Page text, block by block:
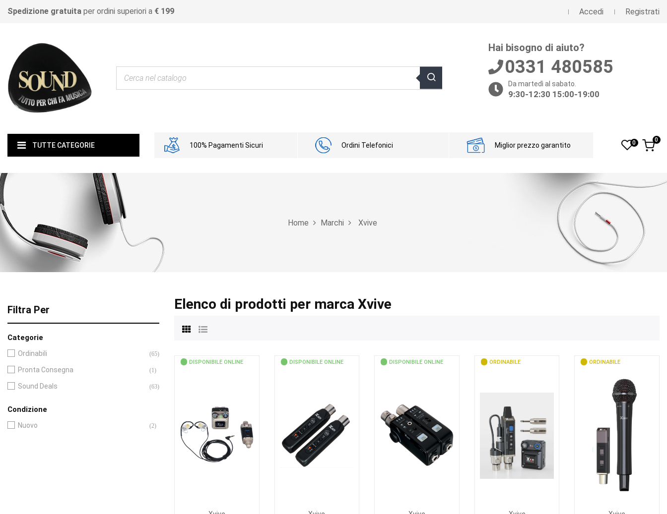
Spedizione gratuita per ordini superiori a € 199 Accedi Registrati
Hai bisogno di aiuto?
0331 480585
Da martedì al sabato.
9:30-12:30 15:00-19:00
TUTTE CATEGORIE 100% Pagamenti Sicuri Ordini Telefonici Miglior prezzo garantito 0 0
Home Marchi Xvive
Filtra Per
Categorie
Ordinabili (65)
Pronta Consegna (1)
Sound Deals (63)
Condizione
Nuovo (2)
Elenco di prodotti per marca Xvive
DISPONIBILE ONLINE DISPONIBILE ONLINE DISPONIBILE ONLINE ORDINABILE ORDINABILE